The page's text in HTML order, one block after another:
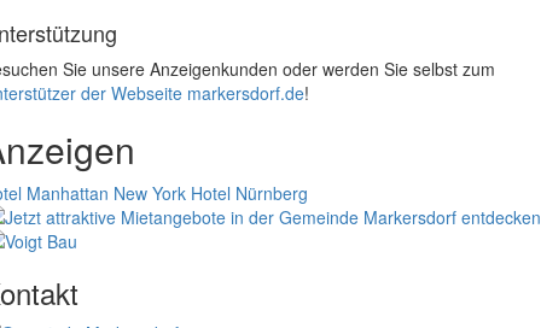
Sie unsere Anzeigenkunden oder werden Sie selbst zum
der Webseite markersdorf.de!
Manhattan New York Hotel Nürnberg